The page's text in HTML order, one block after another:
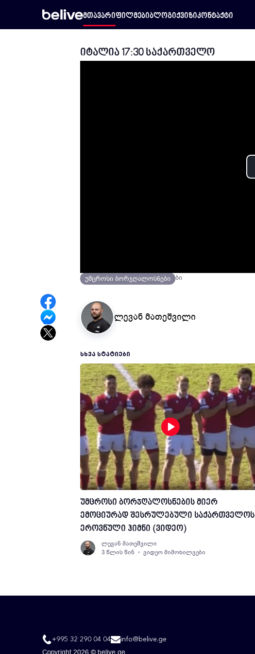
მთავარიფილმებიბლოგიქვიზიკონტაქტი
იტალია 17:30 საქართველო
3 წლის წინ ვიდეო მიმოხილვები
უმცროსი ბორჯღალოსნები
ლევან მათეშვილი
ᲡᲮᲕᲐ ᲡᲢᲐᲢᲘᲔᲑᲘ
უმცროსი ბორჯღალოსნების მიერ
ემოციურად შესრულებული საქართველოს
ეროვნული ჰიმნი (ვიდეო)
ლევან მათეშვილი
3 წლის წინ
ვიდეო მიმოხილვები
+995 32 290 04 04 info@belive.ge